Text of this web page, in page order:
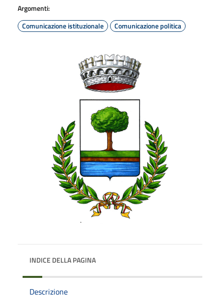
Argomenti:
Comunicazione istituzionale
Comunicazione politica
INDICE DELLA PAGINA
Descrizione